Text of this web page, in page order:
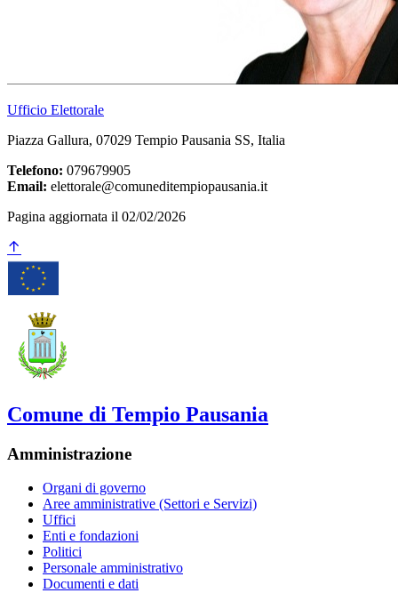
Ufficio Elettorale
Piazza Gallura, 07029 Tempio Pausania SS, Italia
Telefono: 079679905
Email: elettorale@comuneditempiopausania.it
Pagina aggiornata il 02/02/2026
Comune di Tempio Pausania
Amministrazione
Organi di governo
Aree amministrative (Settori e Servizi)
Uffici
Enti e fondazioni
Politici
Personale amministrativo
Documenti e dati